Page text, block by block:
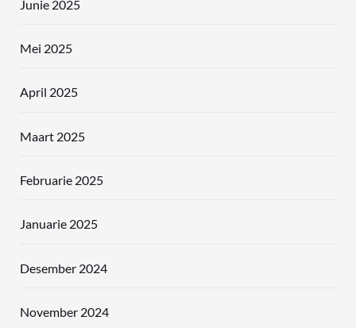
Junie 2025
Mei 2025
April 2025
Maart 2025
Februarie 2025
Januarie 2025
Desember 2024
November 2024